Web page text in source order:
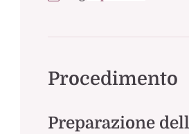
Procedimento
Preparazione